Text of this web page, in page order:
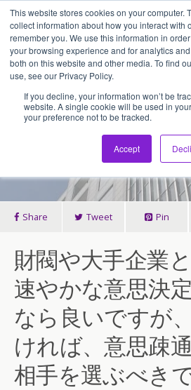
This website stores cookies on your computer.
collect information about how you interact with
remember you. We use this information in
your browsing experience and for analytics
both on this website and other media. To find
use, see our Privacy Policy.
If you decline, your information won’t be
website. A single cookie will be used in
your preference not to be tracked.
Accept
海外フランチャイ
の財閥や大手企業
らうべきでし
Share Tweet Pin
財閥や大手企業と
速やかな意思決
なら良いですが
ければ、意思疎
相手を選ぶべきで